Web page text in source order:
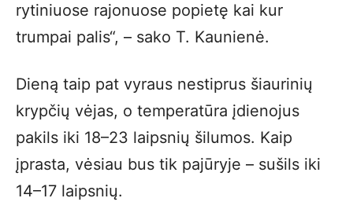
rytiniuose rajonuose popietę kai kur
trumpai palis“, – sako T. Kaunienė.
Dieną taip pat vyraus nestiprus šiaurinių
krypčių vėjas, o temperatūra įdienojus
pakils iki 18–23 laipsnių šilumos. Kaip
įprasta, vėsiau bus tik pajūryje – sušils iki
14–17 laipsnių.